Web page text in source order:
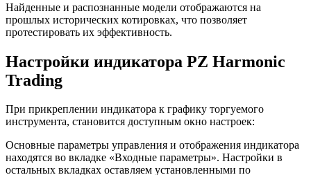
Найденные и распознанные модели отображаются на
прошлых исторических котировках, что позволяет
протестировать их эффективность.
Настройки индикатора PZ Harmonic
Trading
При прикреплении индикатора к графику торгуемого
инструмента, становится доступным окно настроек:
Основные параметры управления и отображения индикатора
находятся во вкладке «Входные параметры». Настройки в
остальных вкладках оставляем установленными по